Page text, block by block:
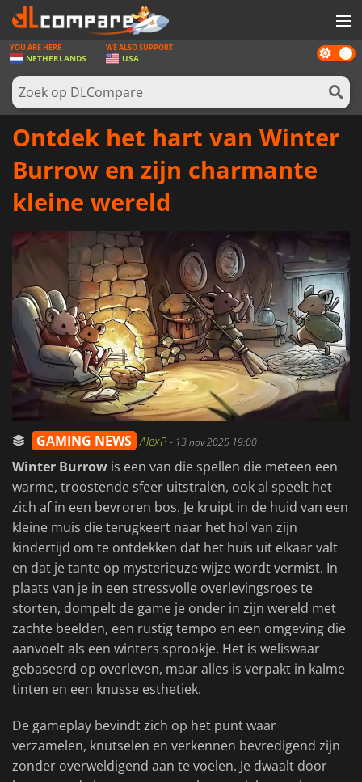
SPELLEN
GAME CARDS
SOFTWARE
Dark
mode
YOU ARE HERE
NETHERLANDS
WE ALSO SUPPORT
USA
Ontdek het hart van Winter
Burrow en zijn charmante
kleine wereld
GAMING NEWS AlexP - 13 nov 2025 19:00
Winter Burrow is een van die spellen die meteen een
warme, troostende sfeer uitstralen, ook al speelt het
zich af in een bevroren bos. Je kruipt in de huid van een
kleine muis die terugkeert naar het hol van zijn
kindertijd om te ontdekken dat het huis uit elkaar valt
en dat je tante op mysterieuze wijze wordt vermist. In
plaats van je in een stressvolle overlevingsroes te
storten, dompelt de game je onder in zijn wereld met
zachte beelden, een rustig tempo en een omgeving die
aanvoelt als een winters sprookje. Het is weliswaar
gebaseerd op overleven, maar alles is verpakt in kalme
tinten en een knusse esthetiek.
De gameplay bevindt zich op het punt waar
verzamelen, knutselen en verkennen bevredigend zijn
zonder overweldigend aan te voelen. Je dwaalt door